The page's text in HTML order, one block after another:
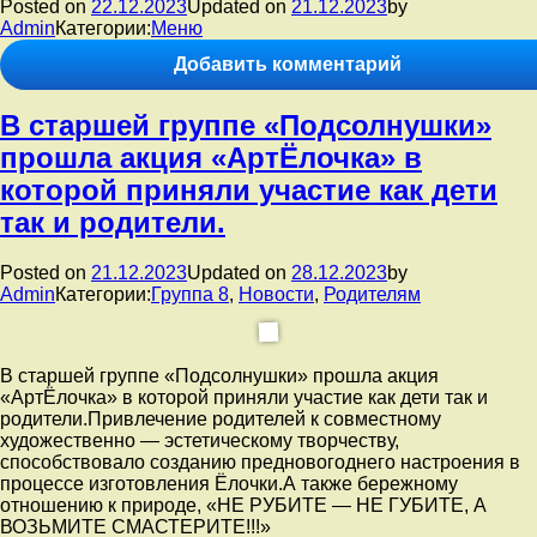
—
Новогодняя
Posted on 22.12.2023Updated on 21.12.2023by
AdminКатегории:Меню
Добавить комментарий
22.12.2023
В старшей группе «Подсолнушки»
прошла акция «АртЁлочка» в
которой приняли участие как дети
так и родители.
Posted on 21.12.2023Updated on 28.12.2023by
AdminКатегории:Группа 8, Новости, Родителям
В старшей группе «Подсолнушки» прошла акция
«АртЁлочка» в которой приняли участие как дети так и
родители.Привлечение родителей к совместному
художественно — эстетическому творчеству,
способствовало созданию предновогоднего настроения в
процессе изготовления Ёлочки.А также бережному
отношению к природе, «НЕ РУБИТЕ — НЕ ГУБИТЕ, А
ВОЗЬМИТЕ СМАСТЕРИТЕ!!!»